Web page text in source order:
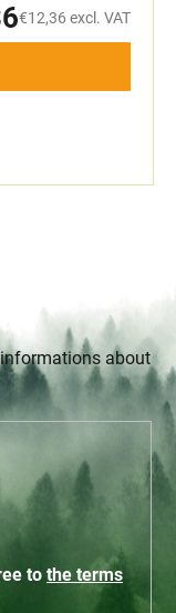
€12,36 excl. VAT
about
to the terms